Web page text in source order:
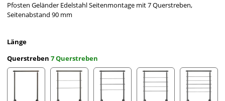
Pfosten Geländer Edelstahl Seitenmontage mit 7 Querstreben,
Seitenabstand 90 mm
Länge
Querstreben 7 Querstreben